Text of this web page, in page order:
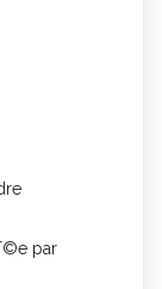
par